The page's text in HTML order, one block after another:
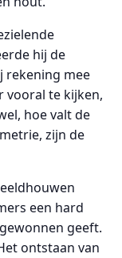
hij de
rekening mee
vooral te kijken,
hoe valt de
zijn de
een hard
geeft.
ontstaan van